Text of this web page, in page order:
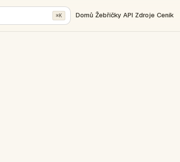
⌘K Domů Žebříčky API Zdroje Ceník